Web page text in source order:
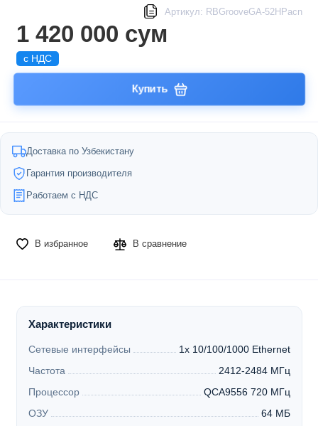
Артикул: RBGrooveGA-52HPacn
1 420 000 сум
с НДС
Купить
Доставка по Узбекистану
Гарантия производителя
Работаем с НДС
В избранное В сравнение
Характеристики
Сетевые интерфейсы
1x 10/100/1000 Ethernet
Частота
2412-2484 МГц
Процессор
QCA9556 720 МГц
ОЗУ
64 МБ